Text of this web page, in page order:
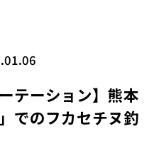
テーション】熊本
でのフカセチヌ釣